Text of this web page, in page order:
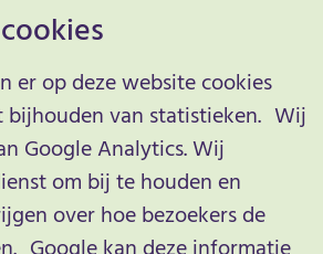
er op deze website cookies
van statistieken. Wij
Google Analytics. Wij
om bij te houden en
over hoe bezoekers de